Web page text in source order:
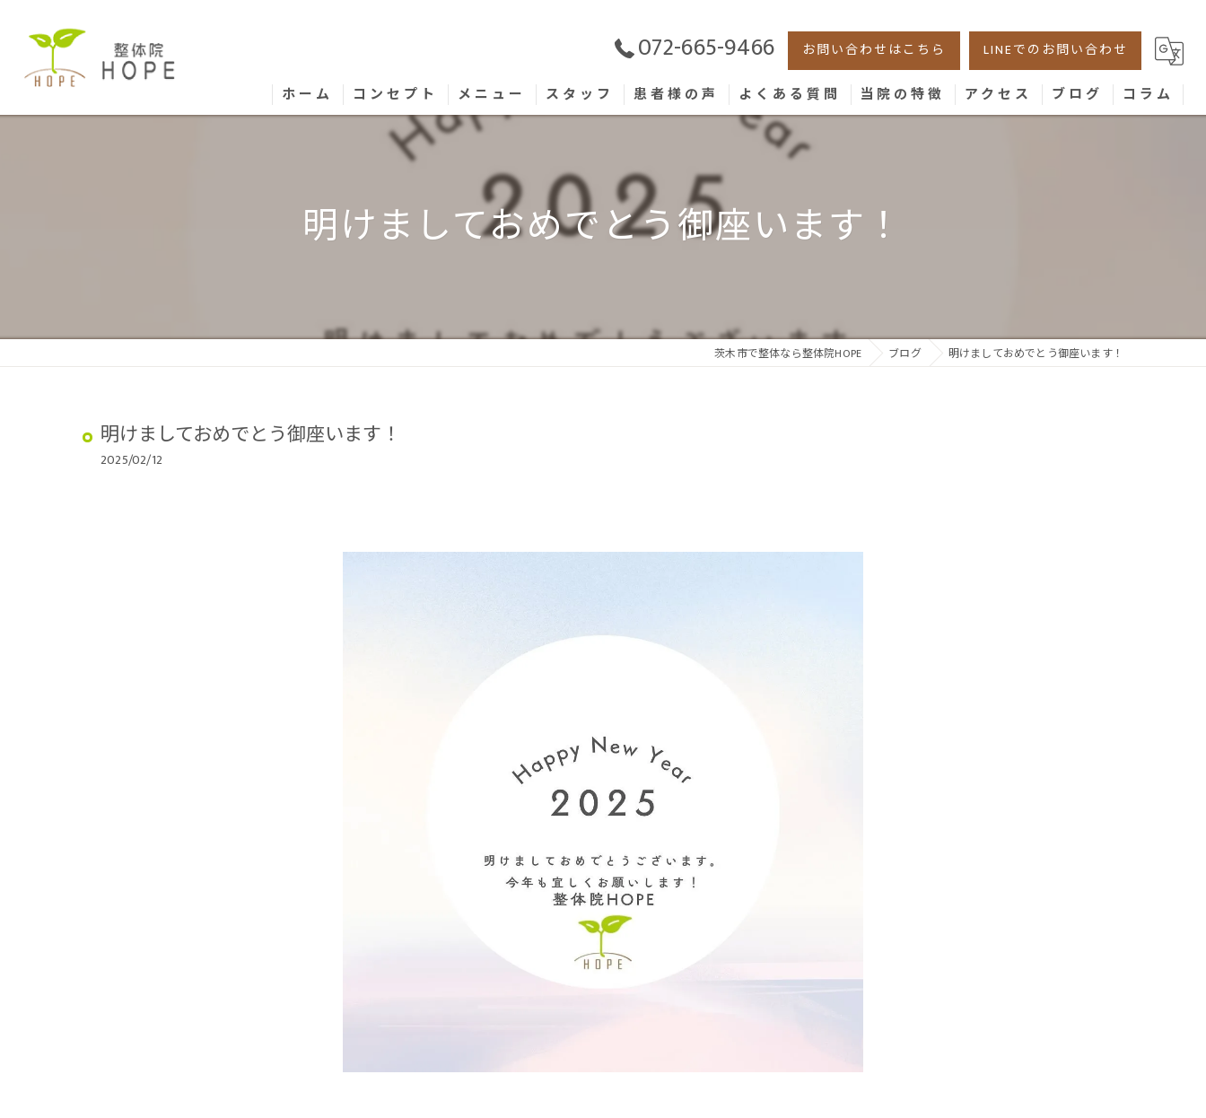
072-665-9466 お問い合わせはこちら LINEでのお問い合わせ
ホーム コンセプト メニュー スタッフ 患者様の声 よくある質問 当院の特徴
肩こり
アクセス ブログ コラム
明けましておめでとう御座います！
茨木市で整体なら整体院HOPE ブログ 明けましておめでとう御座います！
明けましておめでとう御座います！
2025/02/12